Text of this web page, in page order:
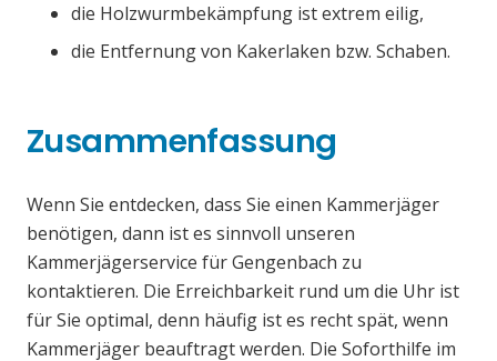
die Holzwurmbekämpfung ist extrem eilig,
die Entfernung von Kakerlaken bzw. Schaben.
Zusammenfassung
Wenn Sie entdecken, dass Sie einen Kammerjäger
benötigen, dann ist es sinnvoll unseren
Kammerjägerservice für Gengenbach zu
kontaktieren. Die Erreichbarkeit rund um die Uhr ist
für Sie optimal, denn häufig ist es recht spät, wenn
Kammerjäger beauftragt werden. Die Soforthilfe im